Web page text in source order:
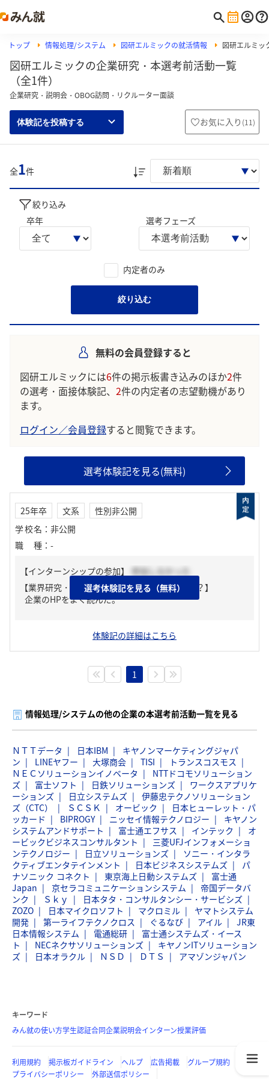
トップ 情報処理/システム 図研エルミックの就活情報 図研エルミッ
図研エルミックの企業研究・本選考前活動一覧
（全1件）
企業研究・説明会・OBOG訪問・リクルーター面談
体験記を投稿する お気に入り (11)
全1件
絞り込み
卒年
選考フェーズ
内定者のみ
絞り込む
無料の会員登録すると
図研エルミックには6件の掲示板書き込みのほか2件
の選考・面接体験記、 2件の内定者の志望動機があり
ます。
ログイン／会員登録すると閲覧できます。
選考体験記を見る(無料)
25年卒 文系
性別非公開
学校名 ： 非公開
職種 ： -
【インターンシップの参加】
参加しなかった
【業界研究・企業研究はどんな風にしましたか？】
企業のHPをよく読んだ。
選考体験記を見る（無料）
体験記の詳細はこちら
1
情報処理/システムの他の企業の本選考前活動一覧を見る
ＮＴＴデータ 日本IBM
キヤノンマーケティングジャパ
ン
LINEヤフー 大塚商会 TISI
トランスコスモス
ＮＥＣソリューションイノベータ
NTTドコモソリューション
ズ
富士ソフト 日鉄ソリューションズ
ワークスアプリケ
ーションズ
日立システムズ
伊藤忠テクノソリューション
ズ（CTC）
ＳＣＳＫ オービック
日本ヒューレット・パ
ッカード
BIPROGY ニッセイ情報テクノロジー
キヤノン
システムアンドサポート
富士通エフサス インテック
オ
ービックビジネスコンサルタント
三菱UFJインフォメーショ
ンテクノロジー
日立ソリューションズ
ソニー・インタラ
クティブエンタテインメント
日本ビジネスシステムズ
パ
ナソニック コネクト
東京海上日動システムズ
富士通
Japan
京セラコミュニケーションシステム
帝国データバ
ンク
Ｓｋｙ
日本タタ・コンサルタンシー・サービシズ
ZOZO
日本マイクロソフト マクロミル
ヤマトシステム
開発
第一ライフテクノクロス ぐるなび アイル
JR東
日本情報システム
電通総研
富士通システムズ・イース
ト
NECネクサソリューションズ
キヤノンITソリューション
ズ
日本オラクル ＮＳＤ ＤＴＳ アマゾンジャパン
キーワード
みん就の使い方学生認証合同企業説明会インターン授業評価
利用規約 掲示板ガイドライン ヘルプ 広告掲載
グループ規約
プライバシーポリシー
外部送信ポリシー